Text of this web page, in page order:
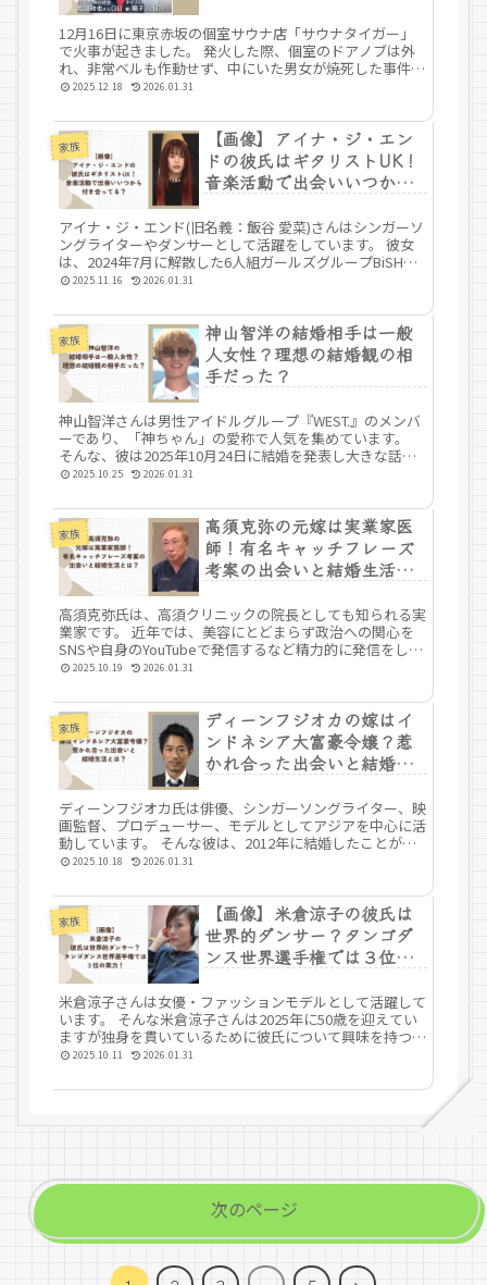
12月16日に東京赤坂の個室サウナ店「サウナタイガー」
で火事が起きました。 発火した際、個室のドアノブは外
れ、非常ベルも作動せず、中にいた男女が焼死した事件が
ありました。 亡くなった松田政也さんは、美容室の経営
2025.12.18 2026.01.31
家族
【画像】アイナ・ジ・エン
ドの彼氏はギタリストUK！
音楽活動で出会いいつから
アイナ・ジ・エンド(旧名義：飯谷 愛菜)さんはシンガーソ
ングライターやダンサーとして活躍をしています。 彼女
は、2024年7月に解散した6人組ガールズグループBiSHの
元メンバーです。 そんな彼女には彼氏がいることが知ら
2025.11.16 2026.01.31
家族
神山智洋の結婚相手は一般
人女性？理想の結婚観の相
手だった？
神山智洋さんは男性アイドルグループ『WEST.』のメンバ
ーであり、「神ちゃん」の愛称で人気を集めています。
そんな、彼は2025年10月24日に結婚を発表し大きな話題
となりました。 特に今年は、STARTO
2025.10.25 2026.01.31
家族
高須克弥の元嫁は実業家医
師！有名キャッチフレーズ
考案の出会いと結婚生活と
高須克弥氏は、高須クリニックの院長としても知られる実
業家です。 近年では、美容にとどまらず政治への関心を
SNSや自身のYouTubeで発信するなど精力的に発信をして
います。 そんな彼のプライベートについては注目されて
2025.10.19 2026.01.31
家族
ディーンフジオカの嫁はイ
ンドネシア大富豪令嬢？惹
かれ合った出会いと結婚生
ディーンフジオカ氏は俳優、シンガーソングライター、映
画監督、プロデューサー、モデルとしてアジアを中心に活
動しています。 そんな彼は、2012年に結婚したことが言
われていますが、2025年10月18日に離婚したことを発表
2025.10.18 2026.01.31
家族
【画像】米倉涼子の彼氏は
世界的ダンサー？タンゴダ
ンス世界選手権では３位の
米倉涼子さんは女優・ファッションモデルとして活躍して
います。 そんな米倉涼子さんは2025年に50歳を迎えてい
ますが独身を貫いているために彼氏について興味を持つ人
は多くいます。 今回は、米倉涼子さんの 彼氏はゴンサ
2025.10.11 2026.01.31
次のページ